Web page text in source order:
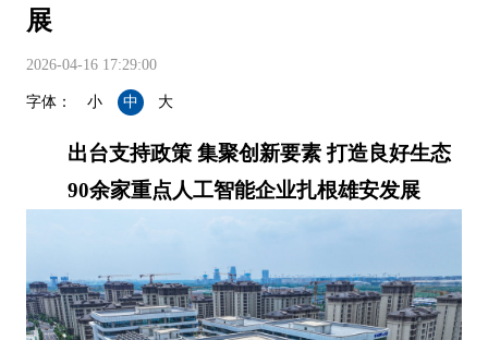
展
2026-04-16 17:29:00
字体： 小 中 大
出台支持政策 集聚创新要素 打造良好生态
90余家重点人工智能企业扎根雄安发展